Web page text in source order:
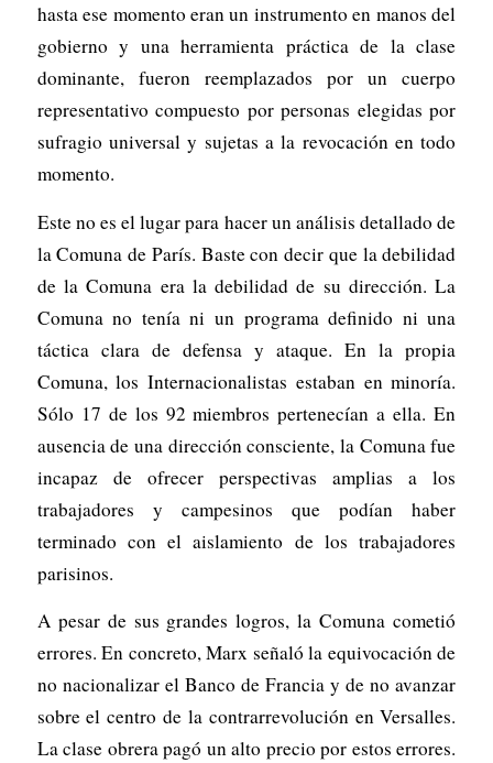
hasta ese momento eran un instrumento en manos del
gobierno y una herramienta práctica de la clase
dominante, fueron reemplazados por un cuerpo
representativo compuesto por personas elegidas por
sufragio universal y sujetas a la revocación en todo
momento.
Este no es el lugar para hacer un análisis detallado de
la Comuna de París. Baste con decir que la debilidad
de la Comuna era la debilidad de su dirección. La
Comuna no tenía ni un programa definido ni una
táctica clara de defensa y ataque. En la propia
Comuna, los Internacionalistas estaban en minoría.
Sólo 17 de los 92 miembros pertenecían a ella. En
ausencia de una dirección consciente, la Comuna fue
incapaz de ofrecer perspectivas amplias a los
trabajadores y campesinos que podían haber
terminado con el aislamiento de los trabajadores
parisinos.
A pesar de sus grandes logros, la Comuna cometió
errores. En concreto, Marx señaló la equivocación de
no nacionalizar el Banco de Francia y de no avanzar
sobre el centro de la contrarrevolución en Versalles.
La clase obrera pagó un alto precio por estos errores.